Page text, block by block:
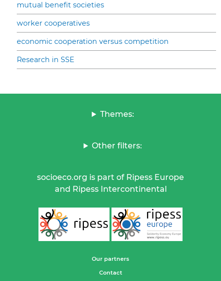
mutual benefit societies
worker cooperatives
economic cooperation versus competition
Research in SSE
Themes:
Other filters:
socioeco.org is part of Ripess Europe
and Ripess Intercontinental
Our partners
Contact